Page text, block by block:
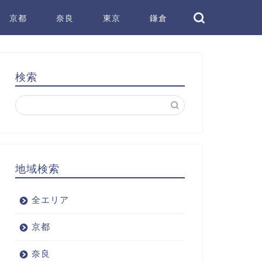
京都 奈良 東京 鎌倉
検索
地域検索
全エリア
京都
奈良